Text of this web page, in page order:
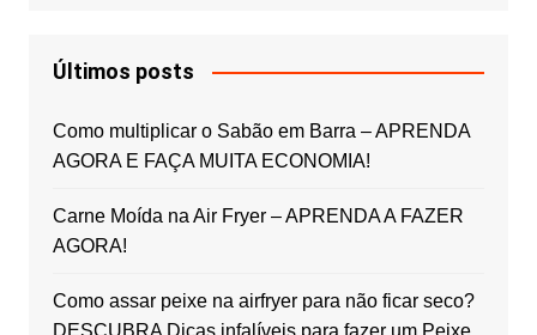
Últimos posts
Como multiplicar o Sabão em Barra – APRENDA
AGORA E FAÇA MUITA ECONOMIA!
Carne Moída na Air Fryer – APRENDA A FAZER
AGORA!
Como assar peixe na airfryer para não ficar seco?
DESCUBRA Dicas infalíveis para fazer um Peixe